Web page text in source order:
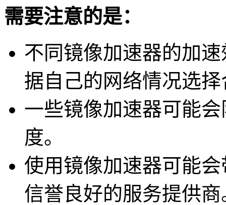
需要注意的是：
不同镜像加速器的加
据自己的网络情况选
一些镜像加速器可能
度。
使用镜像加速器可能
信誉良好的服务提供商